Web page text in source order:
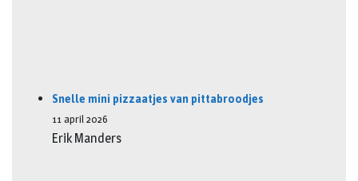
Snelle mini pizzaatjes van pittabroodjes
11 april 2026
Erik Manders